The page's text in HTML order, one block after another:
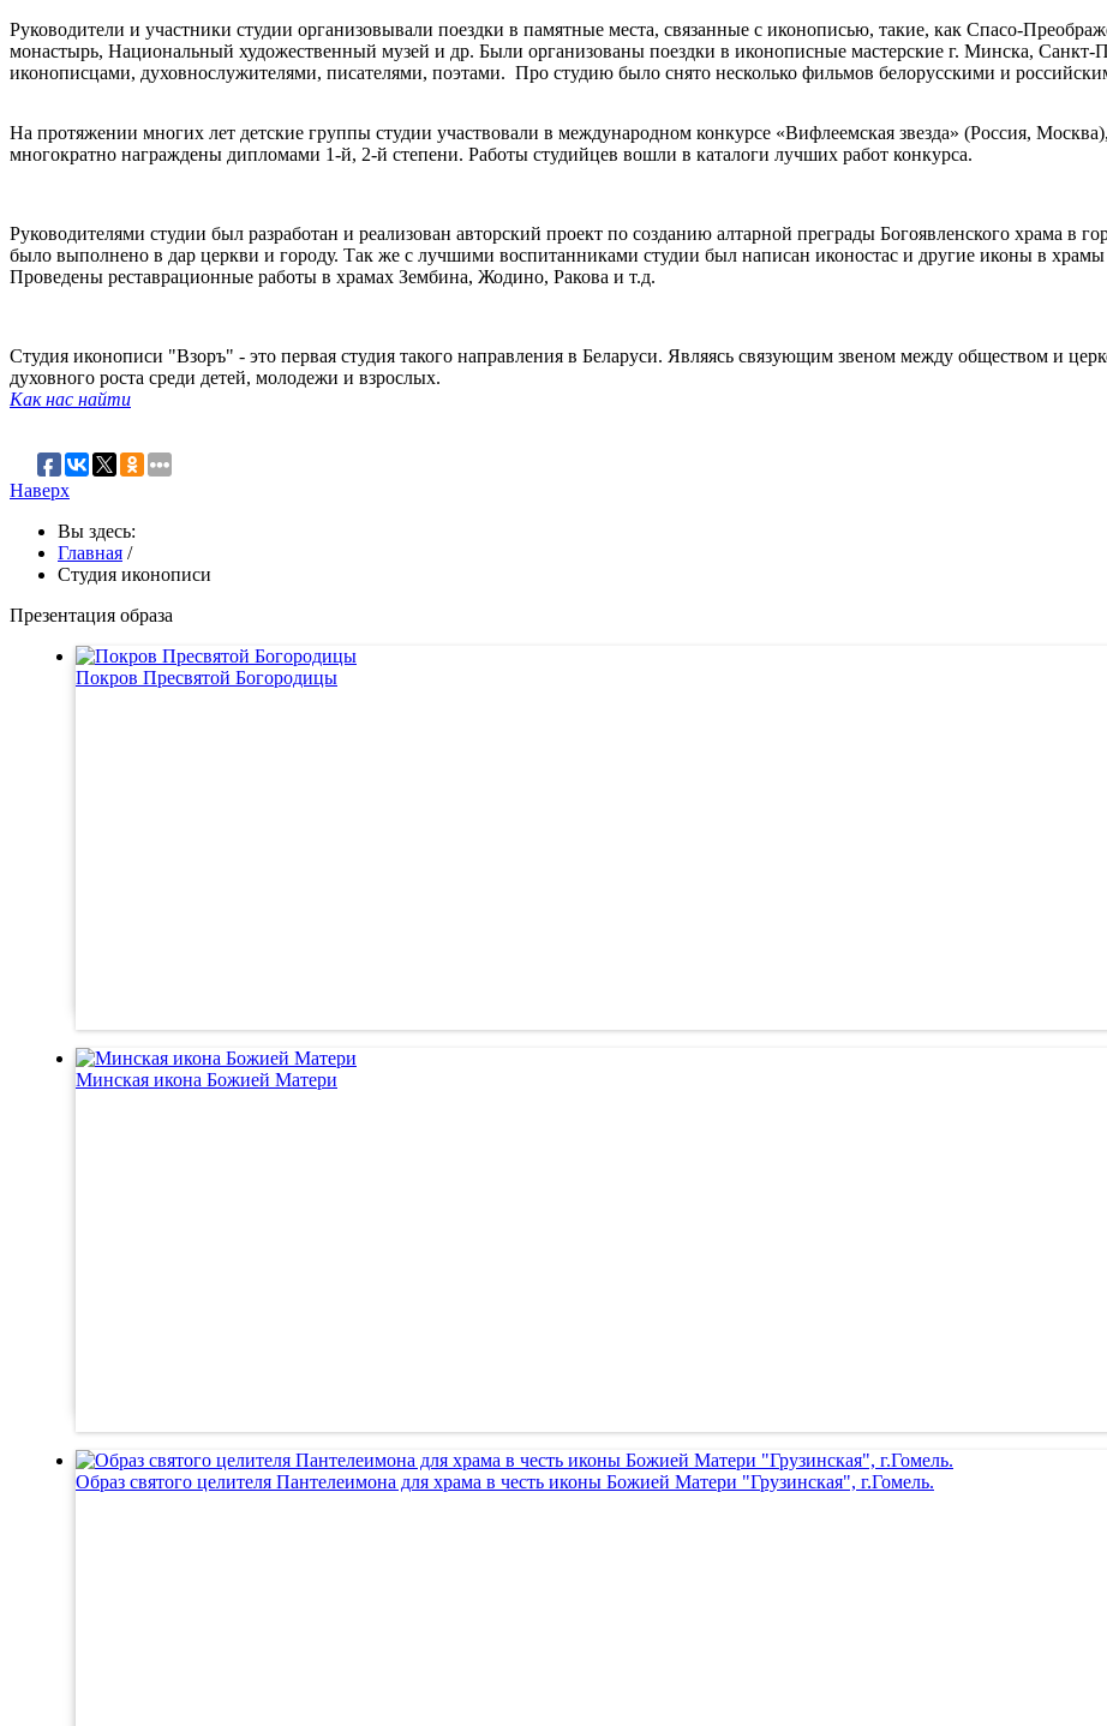
Руководители и участники студии организовывали поездки в памятные места, связанные с иконописью, такие, как Спасо-
монастырь, Национальный художественный музей и др. Были организованы поездки в иконописные мастерские г. Минска, Санкт-
иконописцами, духовнослужителями, писателями, поэтами. Про студию было снято несколько фильмов белорусскими и
На протяжении многих лет детские группы студии участвовали в международном конкурсе «Вифлеемская звезда» (Россия,
многократно награждены дипломами 1-й, 2-й степени. Работы студийцев вошли в каталоги лучших работ конкурса.
Руководителями студии был разработан и реализован авторский проект по созданию алтарной преграды Богоявленского храма в
было выполнено в дар церкви и городу. Так же с лучшими воспитанниками студии был написан иконостас и другие иконы в
Проведены реставрационные работы в храмах Зембина, Жодино, Ракова и т.д.
Студия иконописи "Взоръ" - это первая студия такого направления в Беларуси. Являясь связующим звеном между обществом и
духовного роста среди детей, молодежи и взрослых.
Как нас найти
Наверх
Вы здесь:
Главная /
Студия иконописи
Презентация образа
Покров Пресвятой Богородицы
Минская икона Божией Матери
Образ святого целителя Пантелеимона для храма в честь иконы Божией Матери "Грузинская", г.Гомель.